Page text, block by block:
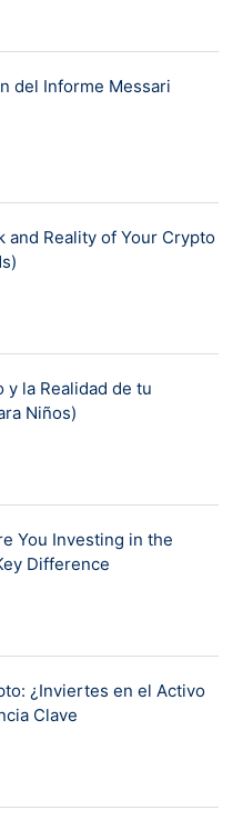
del Informe Messari
and Reality of Your Crypto
y la Realidad de tu
Niños)
You Investing in the
Difference
¿Inviertes en el Activo
Clave